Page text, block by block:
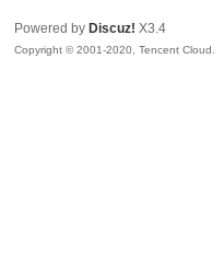
Powered by Discuz! X3.4
Copyright © 2001-2020, Tencent Cloud.